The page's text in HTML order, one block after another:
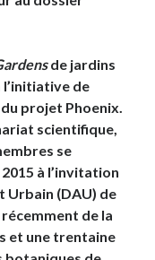
de jardins
l’initiative de
projet Phoenix.
scientifique,
se
à l’invitation
Urbain (DAU) de
de la
et une trentaine